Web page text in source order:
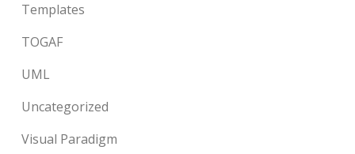
Templates
TOGAF
UML
Uncategorized
Visual Paradigm